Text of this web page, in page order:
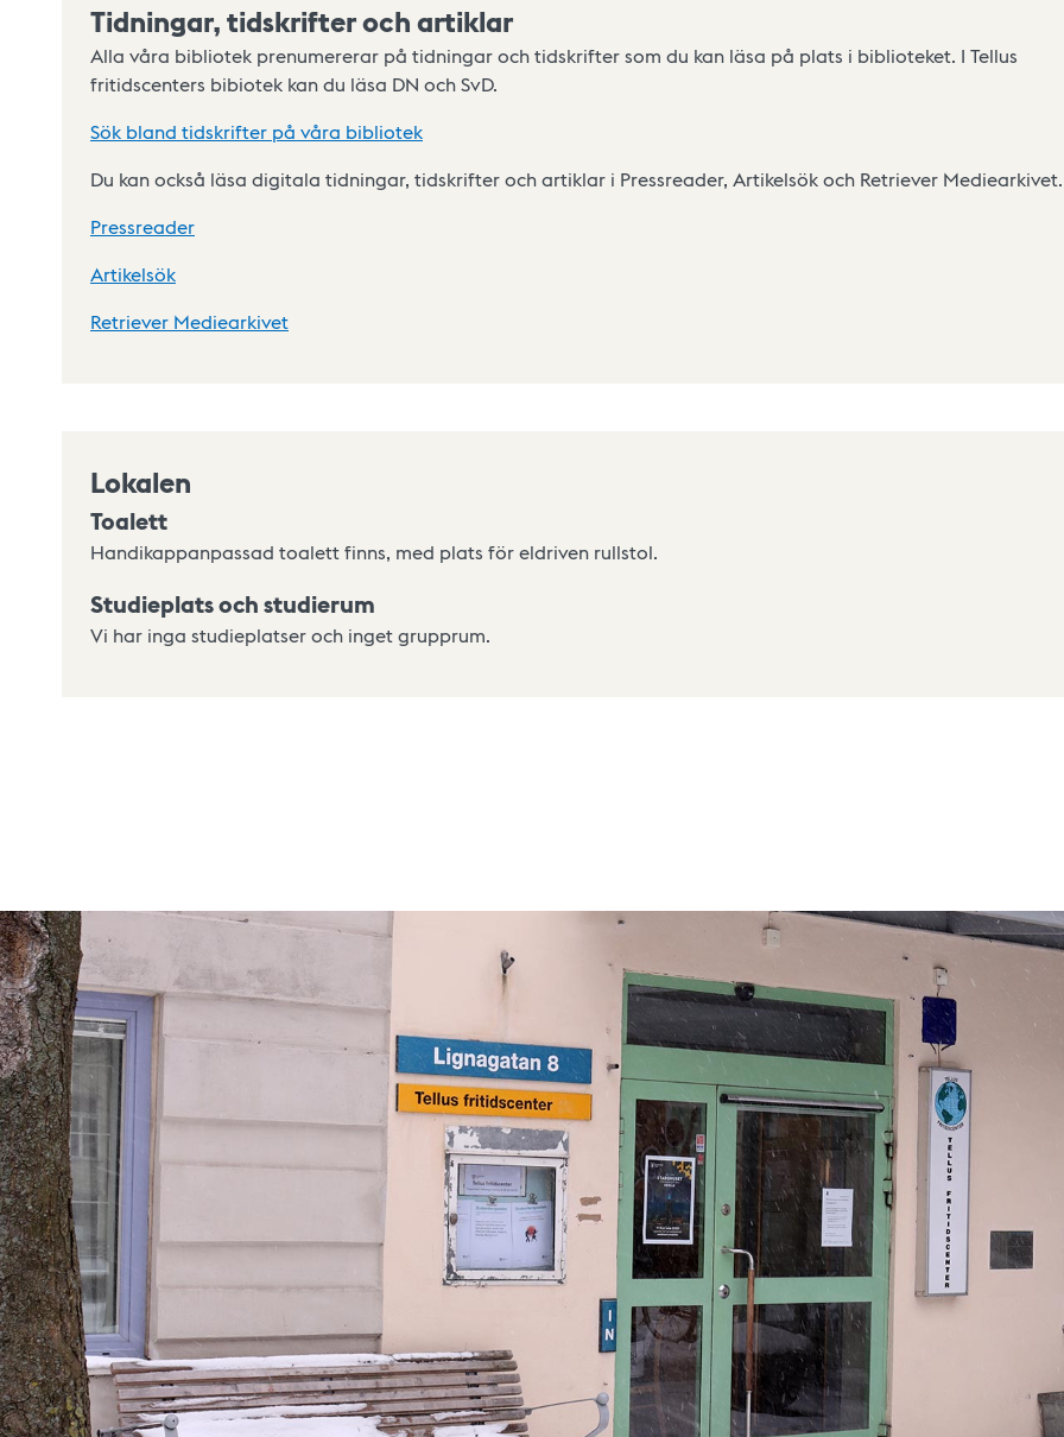
Tidningar, tidskrifter och artiklar
Alla våra bibliotek prenumererar på tidningar och tidskrifter som du kan läsa på plats i biblioteket. I Tellus
fritidscenters bibiotek kan du läsa DN och SvD.
Sök bland tidskrifter på våra bibliotek
Du kan också läsa digitala tidningar, tidskrifter och artiklar i Pressreader, Artikelsök och Retriever Mediearkivet.
Pressreader
Artikelsök
Retriever Mediearkivet
Lokalen
Toalett
Handikappanpassad toalett finns, med plats för eldriven rullstol.
Studieplats och studierum
Vi har inga studieplatser och inget grupprum.